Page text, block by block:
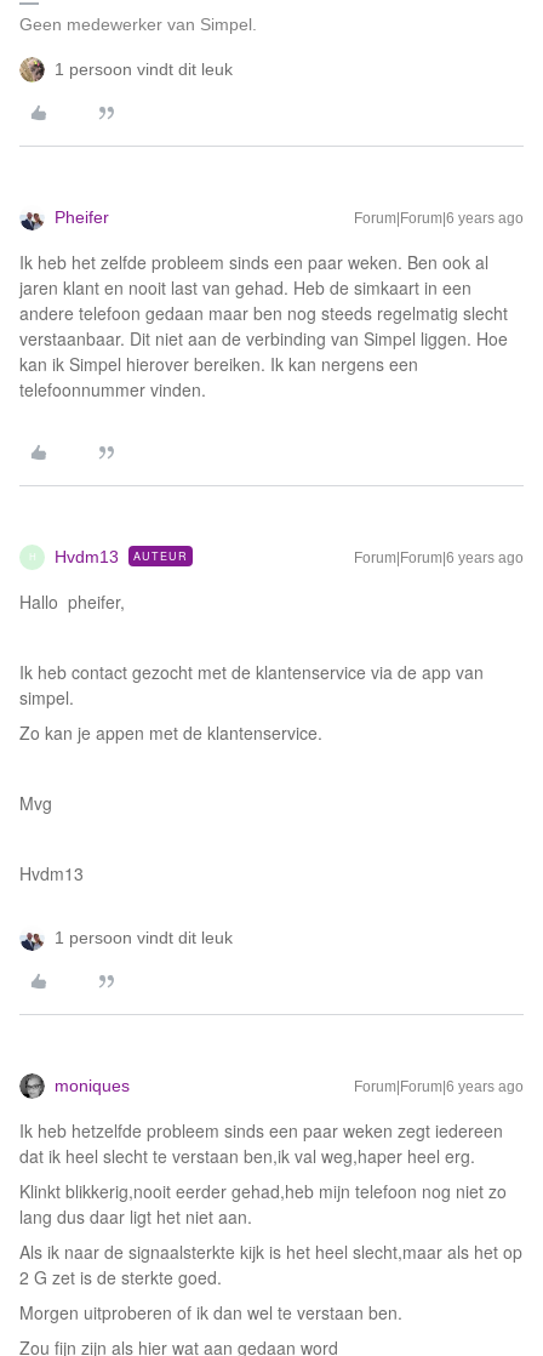
Geen medewerker van Simpel.
1 persoon vindt dit leuk
Pheifer Forum|Forum|6 years ago
Ik heb het zelfde probleem sinds een paar weken. Ben ook al
jaren klant en nooit last van gehad. Heb de simkaart in een
andere telefoon gedaan maar ben nog steeds regelmatig slecht
verstaanbaar. Dit niet aan de verbinding van Simpel liggen. Hoe
kan ik Simpel hierover bereiken. Ik kan nergens een
telefoonnummer vinden.
H Hvdm13 AUTEUR Forum|Forum|6 years ago
Hallo pheifer,
Ik heb contact gezocht met de klantenservice via de app van
simpel.
Zo kan je appen met de klantenservice.
Mvg
Hvdm13
1 persoon vindt dit leuk
moniques Forum|Forum|6 years ago
Ik heb hetzelfde probleem sinds een paar weken zegt iedereen
dat ik heel slecht te verstaan ben,ik val weg,haper heel erg.
Klinkt blikkerig,nooit eerder gehad,heb mijn telefoon nog niet zo
lang dus daar ligt het niet aan.
Als ik naar de signaalsterkte kijk is het heel slecht,maar als het op
2 G zet is de sterkte goed.
Morgen uitproberen of ik dan wel te verstaan ben.
Zou fijn zijn als hier wat aan gedaan word